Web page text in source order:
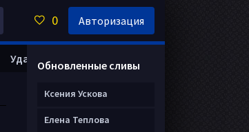
Удалить анкету
Обновленные сливы
Ксения Ускова
Елена Теплова
0 Авторизация